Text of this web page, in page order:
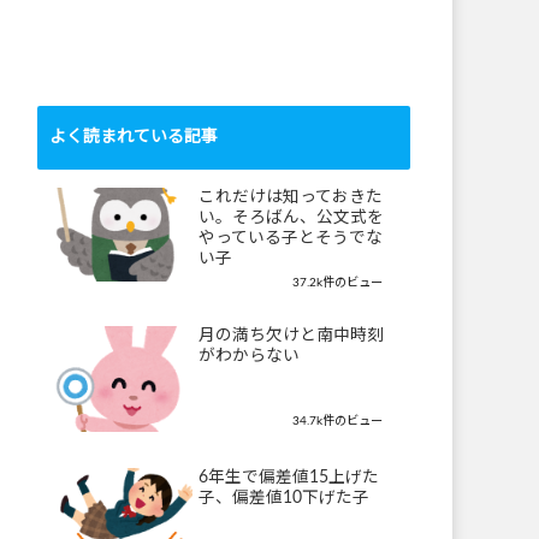
よく読まれている記事
これだけは知っておきた
い。そろばん、公文式を
やっている子とそうでな
い子
37.2k件のビュー
月の満ち欠けと南中時刻
がわからない
34.7k件のビュー
6年生で偏差値15上げた
子、偏差値10下げた子